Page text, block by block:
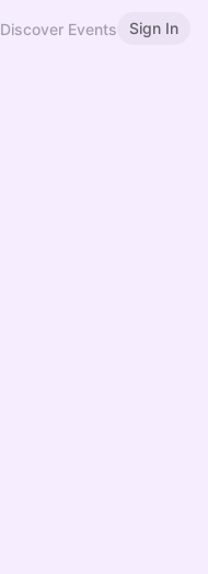
Discover Events Sign In